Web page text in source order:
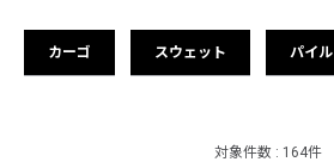
カーゴ スウェット パイル
対象件数 : 164件